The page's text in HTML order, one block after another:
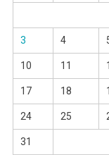
3 4
10 11
17 18
24 25
31